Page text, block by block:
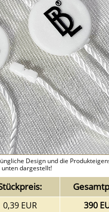
Design und die
unten dargestellt!
0,39 EUR
390